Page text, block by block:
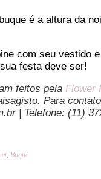
é a altura da
com seu vestido
festa deve ser!
feitos pelaFlower
Para
| Telefone: (11)
, Buquê